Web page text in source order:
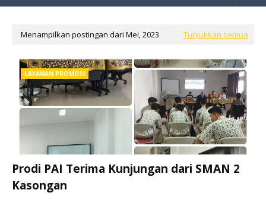
Menampilkan postingan dari Mei, 2023 Tunjukkan semua
LAYANAN PROMOSI
Prodi PAI Terima Kunjungan dari SMAN 2
Kasongan